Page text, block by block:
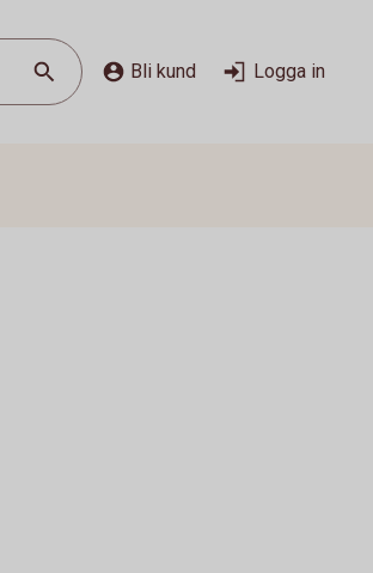
Bli kund Logga in